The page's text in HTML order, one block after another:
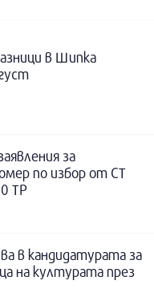
в Шипка
за
по избор от СТ
ТР
в кандидатурата за
на културата през